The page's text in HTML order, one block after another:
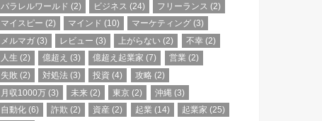
パラレルワールド (2) ビジネス (24) フリーランス (2)
マイスピー (2) マインド (10) マーケティング (3)
メルマガ (3) レビュー (3) 上がらない (2) 不幸(2)
人生 (2) 億超え (3) 億超え起業家 (7) 営業 (2)
失敗 (2) 対処法 (3) 投資 (4) 攻略 (2)
月収1000万 (3) 未来 (2) 東京 (2) 沖縄 (3)
自動化 (6) 詐欺 (2) 資産 (2) 起業 (14) 起業家 (25)